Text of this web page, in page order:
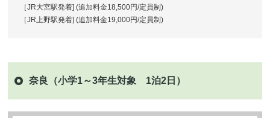
［JR大宮駅発着] (追加料金18,500円/定員制)
［JR上野駅発着] (追加料金19,000円/定員制)
奈良（小学1～3年生対象 1泊2日）